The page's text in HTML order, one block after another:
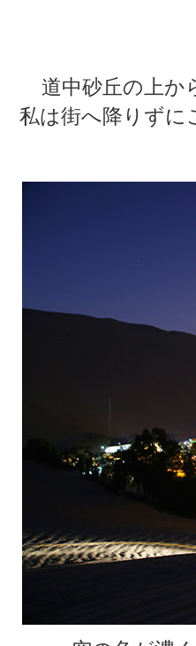
道中砂丘の上か
私は街へ降りずに